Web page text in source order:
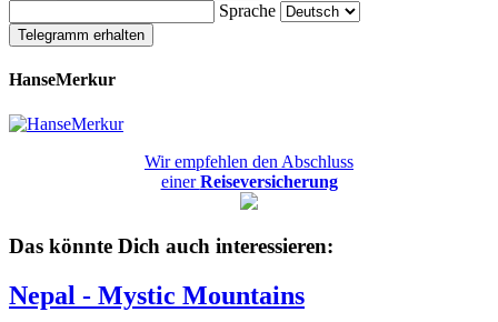
Sprache
Telegramm erhalten
HanseMerkur
Wir empfehlen den Abschluss
einerReiseversicherung
Das könnte Dich auch interessieren:
Nepal - Mystic Mountains